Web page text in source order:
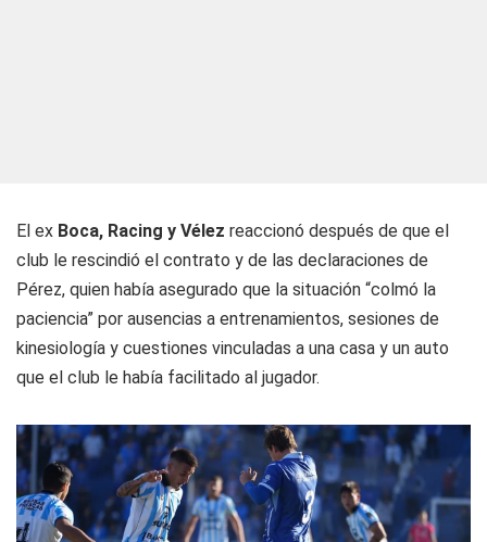
El ex Boca, Racing y Vélez reaccionó después de que el
club le rescindió el contrato y de las declaraciones de
Pérez, quien había asegurado que la situación “colmó la
paciencia” por ausencias a entrenamientos, sesiones de
kinesiología y cuestiones vinculadas a una casa y un auto
que el club le había facilitado al jugador.